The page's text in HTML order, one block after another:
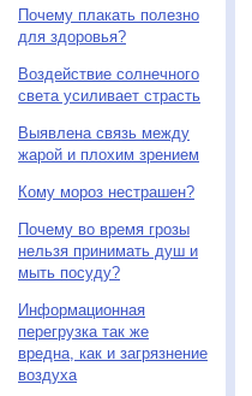
Почему плакать полезно
для здоровья?
Воздействие солнечного
света усиливает страсть
Выявлена связь между
жарой и плохим зрением
Кому мороз нестрашен?
Почему во время грозы
нельзя принимать душ и
мыть посуду?
Информационная
перегрузка так же
вредна, как и загрязнение
воздуха